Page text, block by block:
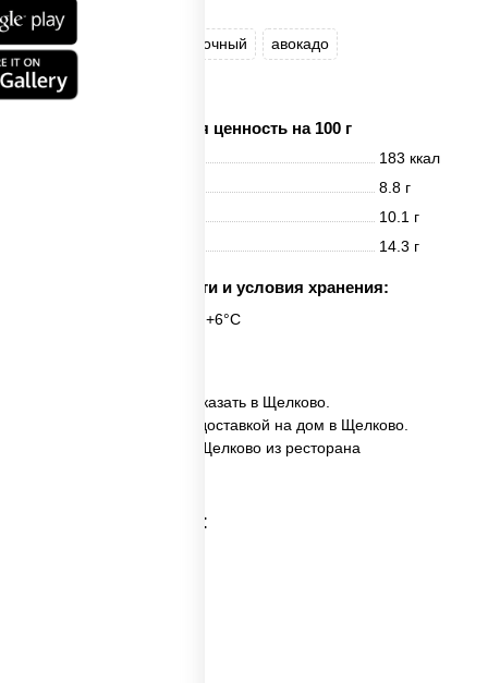
рис сыр сливочный авокадо
лосось слабосоленый
Пищевая ценность на 100 г
183 ккал
8.8 г
10.1 г
14.3 г
Срок годности и условия хранения:
6 часов при t° от +2°C до +6°C
✅ Филадельфия ролл заказать в Щелково.
✅ Филадельфия ролл с доставкой на дом в Щелково.
✅ Филадельфия ролл в Щелково из ресторана
Категории товара: